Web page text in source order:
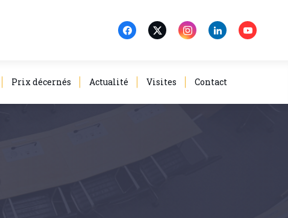
Prix décernés Actualité Visites Contact